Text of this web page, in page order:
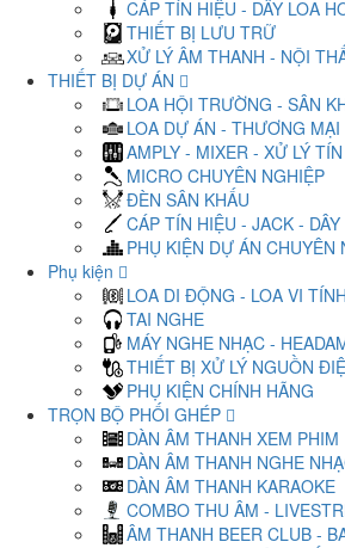
CÁP TÍN HIỆU - DÂY LOA
THIẾT BỊ LƯU TRỮ
XỬ LÝ ÂM THANH - NỘI
THIẾT BỊ DỰ ÁN
LOA HỘI TRƯỜNG - SÂN
LOA DỰ ÁN - THƯƠNG MẠI
AMPLY - MIXER - XỬ LÝ
MICRO CHUYÊN NGHIỆP
ĐÈN SÂN KHẤU
CÁP TÍN HIỆU - JACK -
PHỤ KIỆN DỰ ÁN CHUYÊN
Phụ kiện
LOA DI ĐỘNG - LOA VI TÍNH
TAI NGHE
MÁY NGHE NHẠC -
THIẾT BỊ XỬ LÝ NGUỒN
PHỤ KIỆN CHÍNH HÃNG
TRỌN BỘ PHỐI GHÉP
DÀN ÂM THANH XEM PHIM
DÀN ÂM THANH NGHE
DÀN ÂM THANH KARAOKE
COMBO THU ÂM -
ÂM THANH BEER CLUB -